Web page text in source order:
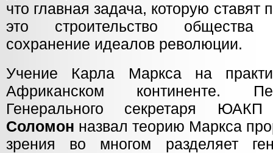
что главная задача, которую ставят
это строительство общества
сохранение идеалов революции.
Учение Карла Маркса на
Африканском континенте.
Генерального секретаря
Соломон назвал теорию Маркса
зрения во многом разделяет